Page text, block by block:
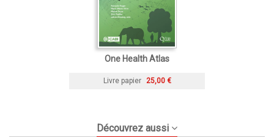
One Health Atlas
Livre papier 25,00 €
Découvrez aussi